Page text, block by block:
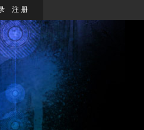
注 册